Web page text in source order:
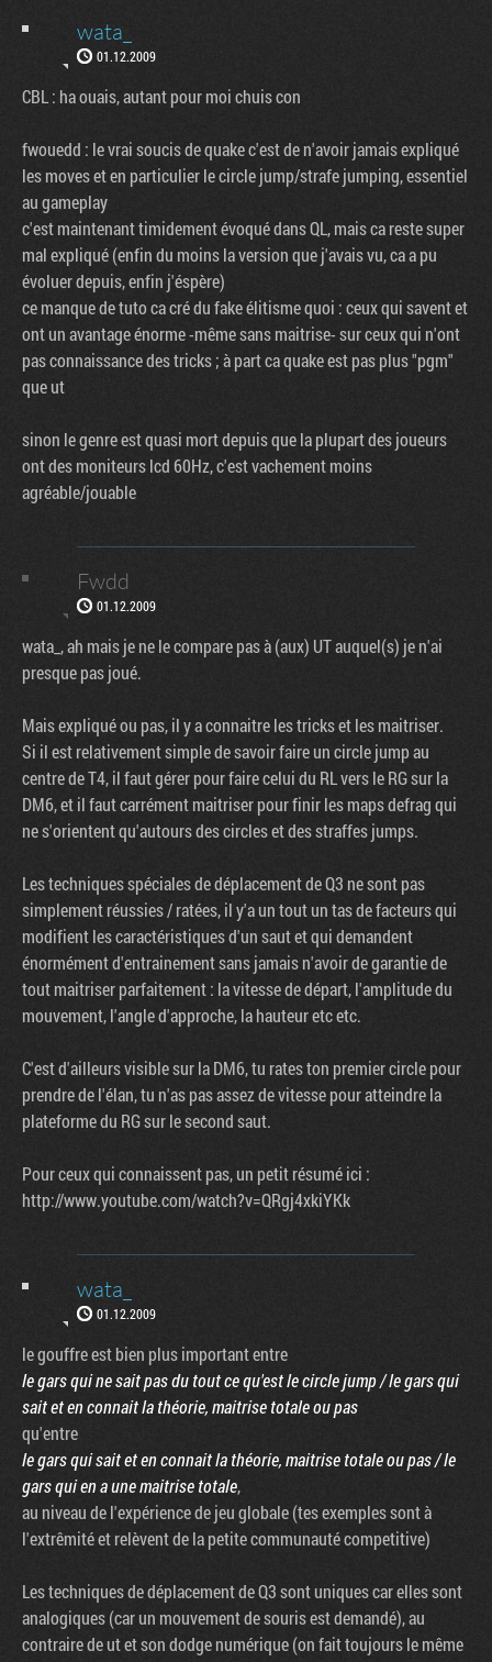
wata_
01.12.2009
CBL : ha ouais, autant pour moi chuis con
fwouedd : le vrai soucis de quake c'est de n'avoir jamais expliqué
les moves et en particulier le circle jump/strafe jumping, essentiel
au gameplay
c'est maintenant timidement évoqué dans QL, mais ca reste super
mal expliqué (enfin du moins la version que j'avais vu, ca a pu
évoluer depuis, enfin j'éspère)
ce manque de tuto ca cré du fake élitisme quoi : ceux qui savent et
ont un avantage énorme -même sans maitrise- sur ceux qui n'ont
pas connaissance des tricks ; à part ca quake est pas plus "pgm"
que ut
sinon le genre est quasi mort depuis que la plupart des joueurs
ont des moniteurs lcd 60Hz, c'est vachement moins
agréable/jouable
Fwdd
01.12.2009
wata_, ah mais je ne le compare pas à (aux) UT auquel(s) je n'ai
presque pas joué.
Mais expliqué ou pas, il y a connaitre les tricks et les maitriser.
Si il est relativement simple de savoir faire un circle jump au
centre de T4, il faut gérer pour faire celui du RL vers le RG sur la
DM6, et il faut carrément maitriser pour finir les maps defrag qui
ne s'orientent qu'autours des circles et des straffes jumps.
Les techniques spéciales de déplacement de Q3 ne sont pas
simplement réussies / ratées, il y'a un tout un tas de facteurs qui
modifient les caractéristiques d'un saut et qui demandent
énormément d'entrainement sans jamais n'avoir de garantie de
tout maitriser parfaitement : la vitesse de départ, l'amplitude du
mouvement, l'angle d'approche, la hauteur etc etc.
C'est d'ailleurs visible sur la DM6, tu rates ton premier circle pour
prendre de l'élan, tu n'as pas assez de vitesse pour atteindre la
plateforme du RG sur le second saut.
Pour ceux qui connaissent pas, un petit résumé ici :
http://www.youtube.com/watch?v=QRgj4xkiYKk
wata_
01.12.2009
le gouffre est bien plus important entre
le gars qui ne sait pas du tout ce qu'est le circle jump / le gars qui
sait et en connait la théorie, maitrise totale ou pas
qu'entre
le gars qui sait et en connait la théorie, maitrise totale ou pas / le
gars qui en a une maitrise totale,
au niveau de l'expérience de jeu globale (tes exemples sont à
l'extrêmité et relèvent de la petite communauté competitive)
Les techniques de déplacement de Q3 sont uniques car elles sont
analogiques (car un mouvement de souris est demandé), au
contraire de ut et son dodge numérique (on fait toujours le même